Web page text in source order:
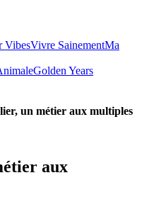
VibesVivre SainementMa
Golden Years
un métier aux multiples
aux